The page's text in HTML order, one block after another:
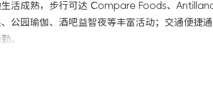
生活成熟，步行可达 Compare Foods、
公园瑜伽、酒吧益智夜等丰富活动；交通便捷
。